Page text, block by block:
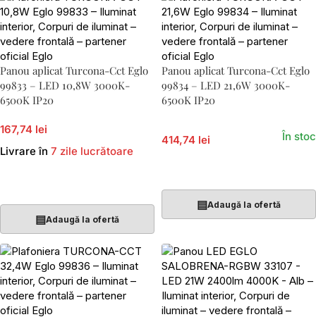
Panou aplicat Turcona-Cct Eglo
99833 – LED 10,8W 3000K-
6500K IP20
167,74 lei
Livrare în 7 zile lucrătoare
▤Adaugă la ofertă
Panou aplicat Turcona-Cct Eglo
99834 – LED 21,6W 3000K-
6500K IP20
414,74 lei În stoc
▤Adaugă la ofertă